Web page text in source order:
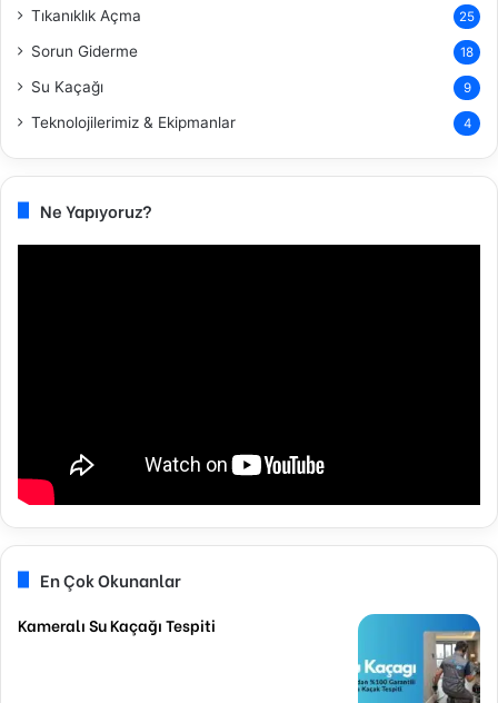
Tıkanıklık Açma 25
Sorun Giderme 18
Su Kaçağı 9
Teknolojilerimiz & Ekipmanlar 4
Ne Yapıyoruz?
En Çok Okunanlar
Kameralı Su Kaçağı Tespiti